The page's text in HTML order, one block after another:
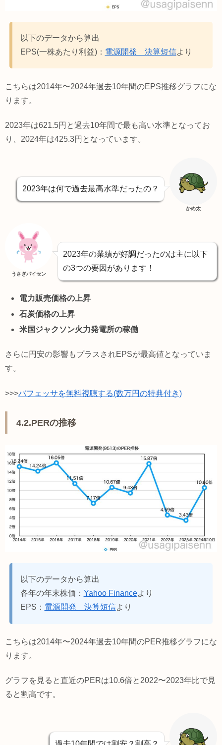
以下のデータから算出
EPS(一株あたり利益)： 電源開発 決算短信より
こちらは2014年〜2024年過去10年間のEPS推移グラフにな
ります。
2023年は621.5円と過去10年間で最も高い水準となってお
り、2024年は425.3円となっています。
2023年は何で過去最高水準だったの？
かめ太
うさぎパイセン
2023年の業績が好調だったのは主に以下
の3つの要因があります！
電力販売価格の上昇
石炭価格の上昇
米国ジャクソン火力発電所の稼働
さらに円安の影響もプラスされEPSが最高値となっていま
す。
>>>バフェッサを無料視聴する(数万円の特典付き)
4.2.PERの推移
以下のデータから算出
各年の年末株価： Yahoo Financeより
EPS： 電源開発 決算短信より
こちらは2014年〜2024年過去10年間のPER推移グラフにな
ります。
グラフを見ると直近のPERは10.6倍と2022〜2023年比で見
ると割高です。